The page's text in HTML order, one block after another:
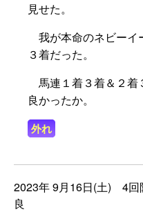
見せた。
我が本命のネビーイ
３着だった。
馬連１着３着＆２着
良かったか。
外れ
2023年 9月16日(土) 4
良